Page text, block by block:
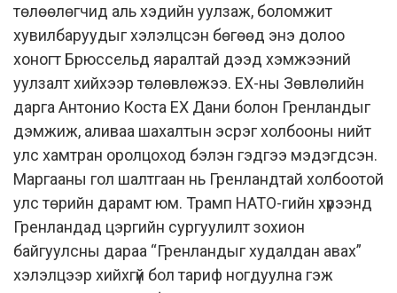
төлөөлөгчид аль хэдийн уулзаж, боломжит
хувилбаруудыг хэлэлцсэн бөгөөд энэ долоо
хоногт Брюссельд яаралтай дээд хэмжээний
уулзалт хийхээр төлөвлөжээ. ЕХ-ны Зөвлөлийн
дарга Антонио Коста ЕХ Дани болон Гренландыг
дэмжиж, аливаа шахалтын эсрэг холбооны нийт
улс хамтран оролцоход бэлэн гэдгээ мэдэгдсэн.
Маргааны гол шалтгаан нь Гренландтай холбоотой
улс төрийн дарамт юм. Трамп НАТО-гийн хүрээнд
Гренландад цэргийн сургуулилт зохион
байгуулсны дараа “Гренландыг худалдан авах”
хэлэлцээр хийхгүй бол тариф ногдуулна гэж